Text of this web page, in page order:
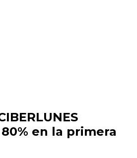
en la primera